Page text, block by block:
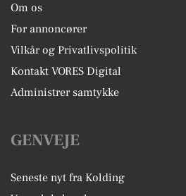
Om os
For annoncører
Vilkår og Privatlivspolitik
Kontakt VORES Digital
Administrer samtykke
GENVEJE
Seneste nyt fra Kolding